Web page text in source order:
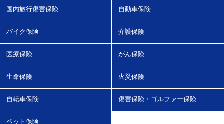
国内旅行傷害保険 自動車保険
バイク保険 介護保険
医療保険 がん保険
生命保険 火災保険
自転車保険 傷害保険・ゴルファー保険
ペット保険